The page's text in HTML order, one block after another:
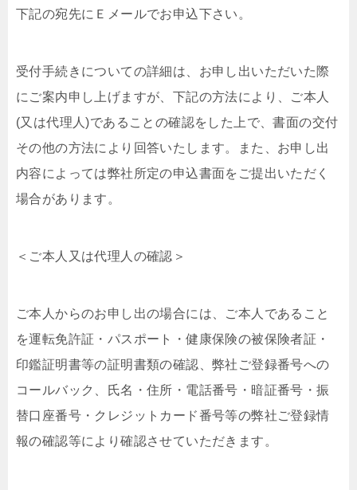
下記の宛先にＥメールでお申込下さい。
受付手続きについての詳細は、お申し出いただいた際
にご案内申し上げますが、下記の方法により、ご本人
(又は代理人)であることの確認をした上で、書面の交付
その他の方法により回答いたします。また、お申し出
内容によっては弊社所定の申込書面をご提出いただく
場合があります。
＜ご本人又は代理人の確認＞
ご本人からのお申し出の場合には、ご本人であること
を運転免許証・パスポート・健康保険の被保険者証・
印鑑証明書等の証明書類の確認、弊社ご登録番号への
コールバック、氏名・住所・電話番号・暗証番号・振
替口座番号・クレジットカード番号等の弊社ご登録情
報の確認等により確認させていただきます。